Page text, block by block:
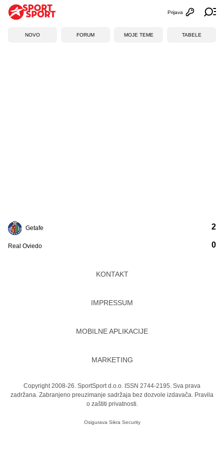
Otvori
Prijava
NOVO FORUM MOJE TEME TABELE
Getafe
Real Oviedo
2
0
KONTAKT
IMPRESSUM
MOBILNE APLIKACIJE
MARKETING
Copyright 2008-26. SportSport d.o.o. ISSN 2744-2195. Sva prava
zadržana. Zabranjeno preuzimanje sadržaja bez dozvole izdavača. Pravila
o zaštiti privatnosti.
Osigurava Sikra Security